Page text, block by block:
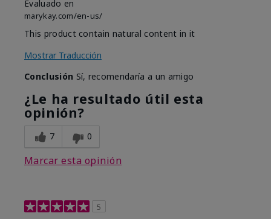
Evaluado en
marykay.com/en-us/
This product contain natural content in it
Mostrar Traducción
Conclusión Sí, recomendaría a un amigo
¿Le ha resultado útil esta
opinión?
7 0
Marcar esta opinión
5